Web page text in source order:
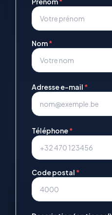
Nom*
Adresse e-mail *
Téléphone*
Code postal *